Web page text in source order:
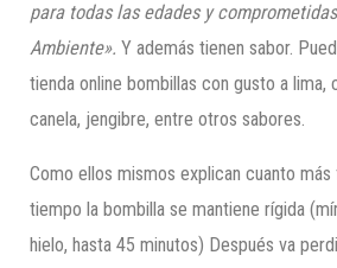
para todas las edades y
Ambiente». Y además tienen sabor.
tienda online bombillas con gusto a lima,
canela, jengibre, entre otros sabores.
Como ellos mismos explican cuanto
tiempo la bombilla se mantiene rígida
hielo, hasta 45 minutos) Después va